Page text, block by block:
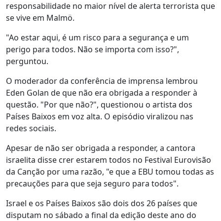
responsabilidade no maior nível de alerta terrorista que
se vive em Malmö.
"Ao estar aqui, é um risco para a segurança e um
perigo para todos. Não se importa com isso?",
perguntou.
O moderador da conferência de imprensa lembrou
Eden Golan de que não era obrigada a responder à
questão. "Por que não?", questionou o artista dos
Países Baixos em voz alta. O episódio viralizou nas
redes sociais.
Apesar de não ser obrigada a responder, a cantora
israelita disse crer estarem todos no Festival Eurovisão
da Canção por uma razão, "e que a EBU tomou todas as
precauções para que seja seguro para todos".
Israel e os Países Baixos são dois dos 26 países que
disputam no sábado a final da edição deste ano do